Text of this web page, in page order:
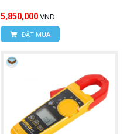
5,850,000 VND
ĐẶT MUA